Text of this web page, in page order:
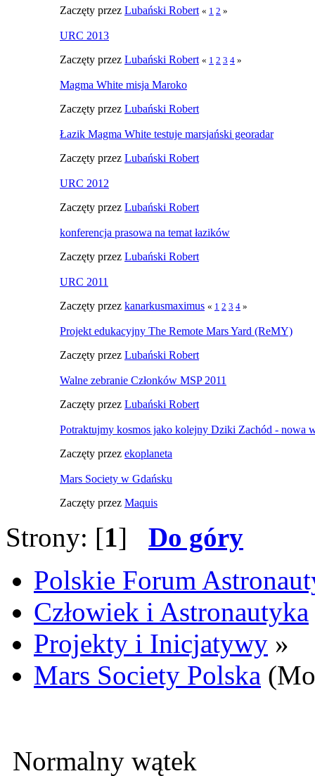
Zaczęty przez Lubański Robert « 1 2 »
URC 2013
Zaczęty przez Lubański Robert « 1 2 3 4 »
Magma White misja Maroko
Zaczęty przez Lubański Robert
Łazik Magma White testuje marsjański georadar
Zaczęty przez Lubański Robert
URC 2012
Zaczęty przez Lubański Robert
konferencja prasowa na temat łazików
Zaczęty przez Lubański Robert
URC 2011
Zaczęty przez kanarkusmaximus « 1 2 3 4 »
Projekt edukacyjny The Remote Mars Yard (ReMY)
Zaczęty przez Lubański Robert
Walne zebranie Członków MSP 2011
Zaczęty przez Lubański Robert
Potraktujmy kosmos jako kolejny Dziki Zachód - nowa
Zaczęty przez ekoplaneta
Mars Society w Gdańsku
Zaczęty przez Maquis
Strony: [1] Do góry
Polskie Forum
Człowiek i Astronautyka
Projekty i Inicjatywy »
Mars Society Polska
Normalny wątek